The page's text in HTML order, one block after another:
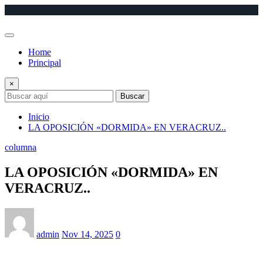
Home
Principal
×
Buscar
Inicio
LA OPOSICIÓN «DORMIDA» EN VERACRUZ..
columna
LA OPOSICIÓN «DORMIDA» EN
VERACRUZ..
admin Nov 14, 2025 0